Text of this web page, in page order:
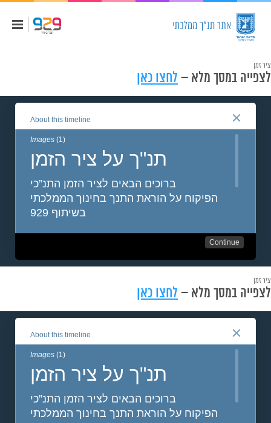
ציר זמן
לצפייה במסך מלא – לחצו כאן
ציר זמן
לצפייה במסך מלא – לחצו כאן